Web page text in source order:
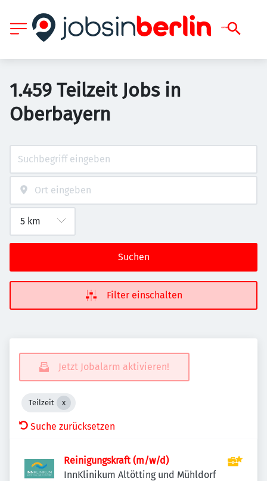
1.459 Teilzeit Jobs in
Oberbayern
Suchen
Filter einschalten
Jetzt Jobalarm aktivieren!
Teilzeit
Suche zurücksetzen
Reinigungskraft (m/w/d)
InnKlinikum Altötting und Mühldorf